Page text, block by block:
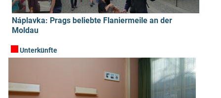
Náplavka: Prags beliebte Flaniermeile an der
Moldau
Unterkünfte